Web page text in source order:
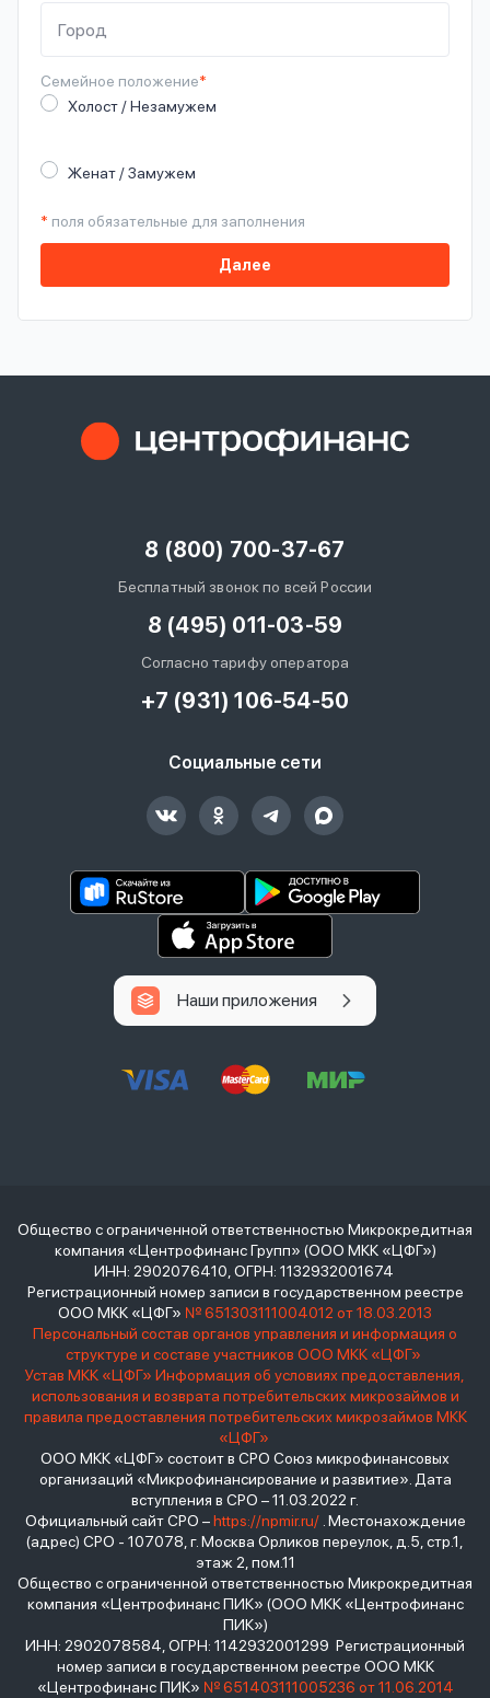
Семейное положение*
Холост / Незамужем
Женат / Замужем
* поля обязательные для заполнения
Далее
8 (800) 700-37-67
Бесплатный звонок по всей России
8 (495) 011-03-59
Согласно тарифу оператора
+7 (931) 106-54-50
Социальные сети
Наши приложения
Общество с ограниченной ответственностью Микрокредитная
компания «Центрофинанс Групп» (ООО МКК «ЦФГ»)
ИНН: 2902076410, ОГРН: 1132932001674
Регистрационный номер записи в государственном реестре
ООО МКК «ЦФГ» № 651303111004012 от 18.03.2013
Персональный состав органов управления и информация о
структуре и составе участников ООО МКК «ЦФГ»
Устав МКК «ЦФГ» Информация об условиях предоставления,
использования и возврата потребительских микрозаймов и
правила предоставления потребительских микрозаймов МКК
«ЦФГ»
ООО МКК «ЦФГ» состоит в СРО Союз микрофинансовых
организаций «Микрофинансирование и развитие». Дата
вступления в СРО – 11.03.2022 г.
Официальный сайт СРО –https://npmir.ru/. Местонахождение
(адрес) СРО - 107078, г. Москва Орликов переулок, д.5, стр.1,
этаж 2, пом.11
Общество с ограниченной ответственностью Микрокредитная
компания «Центрофинанс ПИК» (ООО МКК «Центрофинанс
ПИК»)
ИНН: 2902078584, ОГРН: 1142932001299 Регистрационный
номер записи в государственном реестре ООО МКК
«Центрофинанс ПИК» № 651403111005236 от 11.06.2014